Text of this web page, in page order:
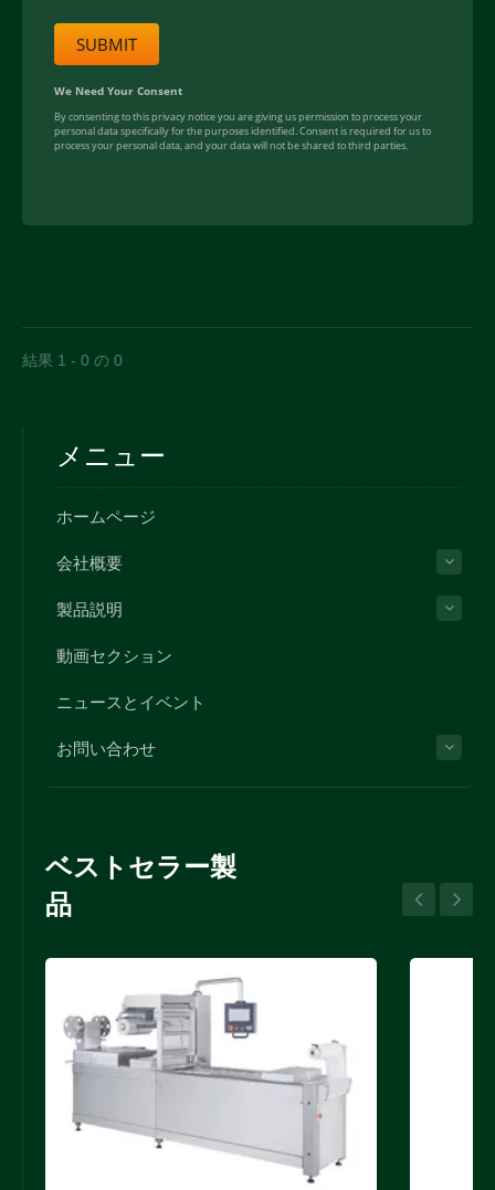
結果 1 - 0 の 0
メニュー
ホームページ
会社概要
製品説明
動画セクション
ニュースとイベント
お問い合わせ
ベストセラー製
品